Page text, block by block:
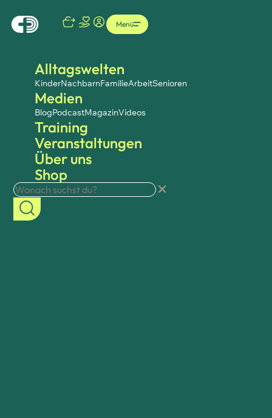
Alltagswelten
KinderNachbarnFamilieArbeitSenioren
Medien
BlogPodcastMagazinVideos
Training
Veranstaltungen
Über uns
Shop
Menü